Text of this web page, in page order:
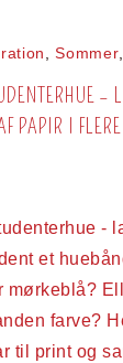
,Sommer,
–
PAPIR I